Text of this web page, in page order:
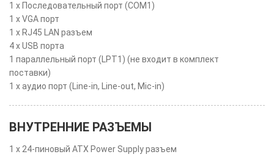
1 x Последовательный порт (COM1)
1 x VGA порт
1 x RJ45 LAN разъем
4 x USB порта
1 параллельный порт (LPT1) (не входит в комплект
поставки)
1 x аудио порт (Line-in, Line-out, Mic-in)
ВНУТРЕННИЕ РАЗЪЕМЫ
1 x 24-пиновый ATX Power Supply разъем